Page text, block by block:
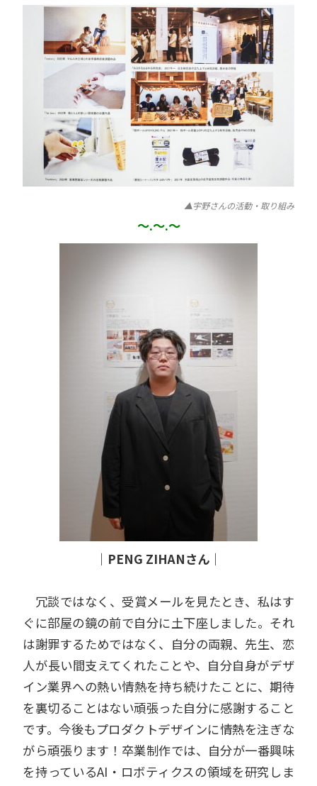
▲宇野さんの活動・取り組み
～.～.～
｜PENG ZIHANさん｜
冗談ではなく、受賞メールを見たとき、私はす
ぐに部屋の鏡の前で自分に土下座しました。それ
は謝罪するためではなく、自分の両親、先生、恋
人が長い間支えてくれたことや、自分自身がデザ
イン業界への熱い情熱を持ち続けたことに、期待
を裏切ることはない頑張った自分に感謝すること
です。今後もプロダクトデザインに情熱を注ぎな
がら頑張ります！卒業制作では、自分が一番興味
を持っているAI・ロボティクスの領域を研究しま